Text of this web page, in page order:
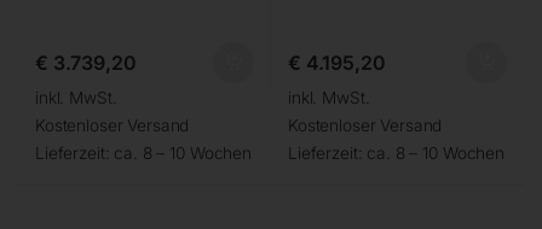
€ 3.739,20
inkl. MwSt.
Kostenloser Versand
Lieferzeit: ca. 8 – 10 Wochen
€ 4.195,20
inkl. MwSt.
Kostenloser Versand
Lieferzeit: ca. 8 – 10 Wochen